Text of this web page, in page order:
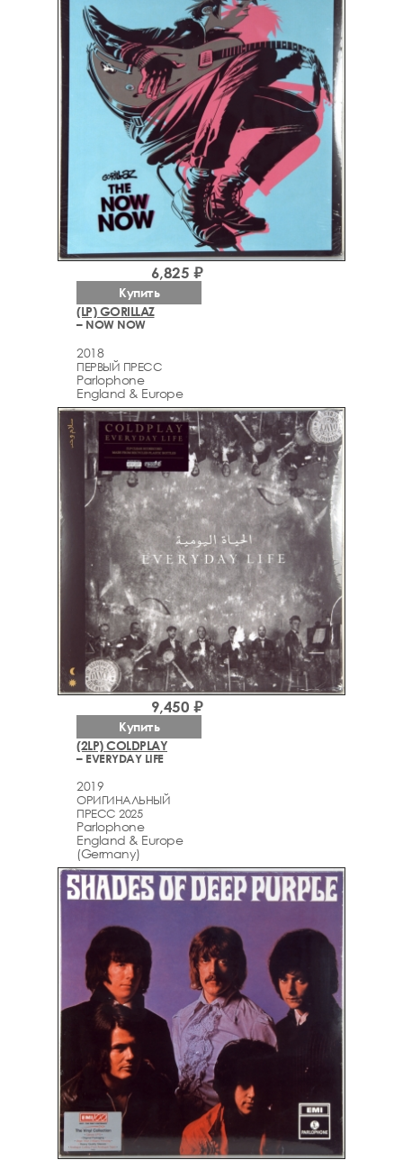
(LP) GORILLAZ
– NOW NOW
2018
ПЕРВЫЙ ПРЕСС
Parlophone
England & Europe
6,825 ₽
Купить
(2LP) COLDPLAY
– EVERYDAY LIFE
2019
ОРИГИНАЛЬНЫЙ
ПРЕСС 2025
Parlophone
England & Europe
(Germany)
9,450 ₽
Купить